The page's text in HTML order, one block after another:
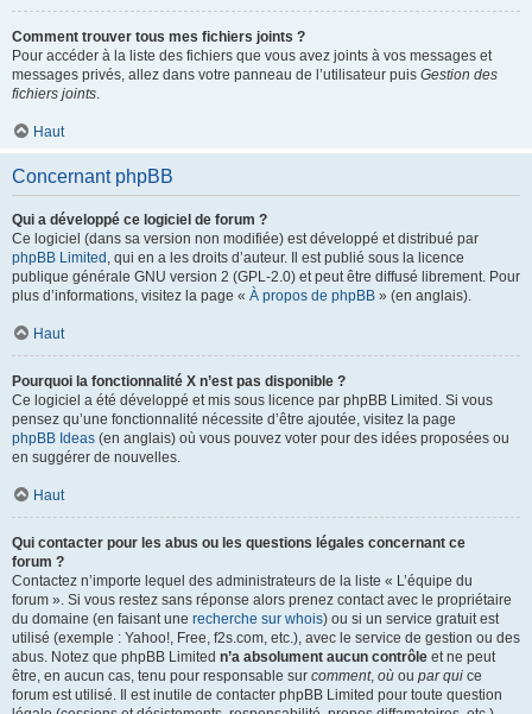
Comment trouver tous mes fichiers joints ?
Pour accéder à la liste des fichiers que vous avez joints à vos messages et
messages privés, allez dans votre panneau de l’utilisateur puis Gestion des
fichiers joints.
Haut
Concernant phpBB
Qui a développé ce logiciel de forum ?
Ce logiciel (dans sa version non modifiée) est développé et distribué par
phpBB Limited , qui en a les droits d’auteur. Il est publié sous la licence
publique générale GNU version 2 (GPL-2.0) et peut être diffusé librement. Pour
plus d’informations, visitez la page « À propos de phpBB » (en anglais).
Haut
Pourquoi la fonctionnalité X n’est pas disponible ?
Ce logiciel a été développé et mis sous licence par phpBB Limited. Si vous
pensez qu’une fonctionnalité nécessite d’être ajoutée, visitez la page
phpBB Ideas (en anglais) où vous pouvez voter pour des idées proposées ou
en suggérer de nouvelles.
Haut
Qui contacter pour les abus ou les questions légales concernant ce
forum ?
Contactez n’importe lequel des administrateurs de la liste « L’équipe du
forum ». Si vous restez sans réponse alors prenez contact avec le propriétaire
du domaine (en faisant une recherche sur whois) ou si un service gratuit est
utilisé (exemple : Yahoo!, Free, f2s.com, etc.), avec le service de gestion ou des
abus. Notez que phpBB Limited n’a absolument aucun contrôle et ne peut
être, en aucun cas, tenu pour responsable sur comment, où ou par qui ce
forum est utilisé. Il est inutile de contacter phpBB Limited pour toute question